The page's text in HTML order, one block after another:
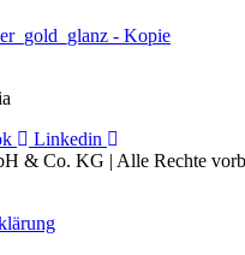
Linkedin
& Co. KG | Alle Rechte